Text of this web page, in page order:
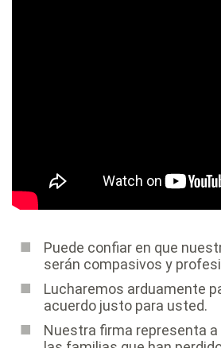
Puede confiar en que
serán compasivos y
Lucharemos arduamente
acuerdo justo para usted.
Nuestra firma representa